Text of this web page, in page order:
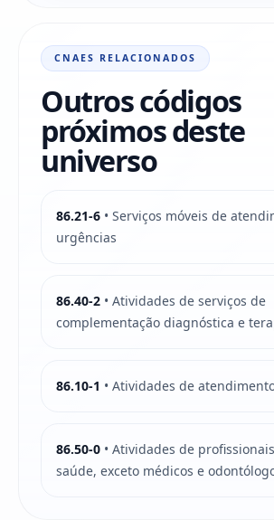
CNAES RELACIONADOS
Outros códigos
próximos deste
universo
86.21-6 • Serviços móveis de
urgências
86.40-2 • Atividades de serviços de
complementação diagnóstica e
86.10-1 • Atividades de
86.50-0 • Atividades de
saúde, exceto médicos e